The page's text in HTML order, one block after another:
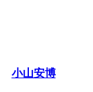
小山安博